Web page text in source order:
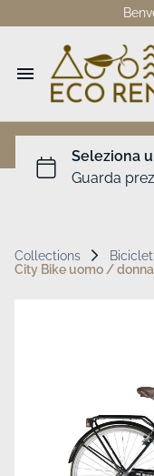
Home
Catalogo
Dove siamo
Collections
City Bike uomo / donna